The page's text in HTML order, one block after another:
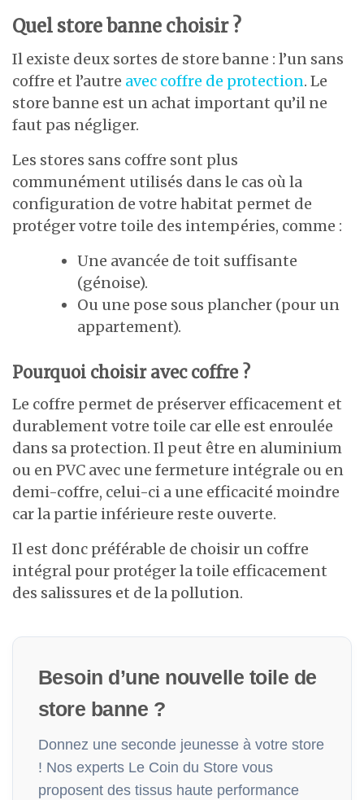
Quel store banne choisir ?
Il existe deux sortes de store banne : l’un sans
coffre et l’autre avec coffre de protection. Le
store banne est un achat important qu’il ne
faut pas négliger.
Les stores sans coffre sont plus
communément utilisés dans le cas où la
configuration de votre habitat permet de
protéger votre toile des intempéries, comme :
Une avancée de toit suffisante
(génoise).
Ou une pose sous plancher (pour un
appartement).
Pourquoi choisir avec coffre ?
Le coffre permet de préserver efficacement et
durablement votre toile car elle est enroulée
dans sa protection. Il peut être en aluminium
ou en PVC avec une fermeture intégrale ou en
demi-coffre, celui-ci a une efficacité moindre
car la partie inférieure reste ouverte.
Il est donc préférable de choisir un coffre
intégral pour protéger la toile efficacement
des salissures et de la pollution.
Besoin d’une nouvelle toile de
store banne ?
Donnez une seconde jeunesse à votre store
! Nos experts Le Coin du Store vous
proposent des tissus haute performance